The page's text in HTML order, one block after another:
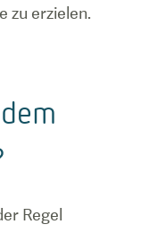
zu erzielen.
Regel